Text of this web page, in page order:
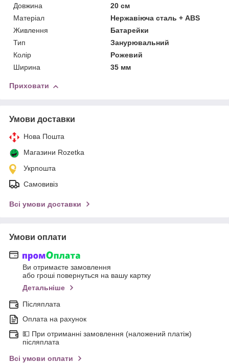
Довжина
20 см
Матеріал
Нержавіюча сталь + ABS
Живлення
Батарейки
Тип
Занурювальний
Колір
Рожевий
Ширина
35 мм
Приховати
Умови доставки
Нова Пошта
Магазини Rozetka
Укрпошта
Самовивіз
Всі умови доставки
Умови оплати
Ви отримаєте замовлення
або гроші повернуться на вашу картку
Детальніше
Післяплата
Оплата на рахунок
💵 При отриманні замовлення (наложений платіж)
післяплата
Всі умови оплати